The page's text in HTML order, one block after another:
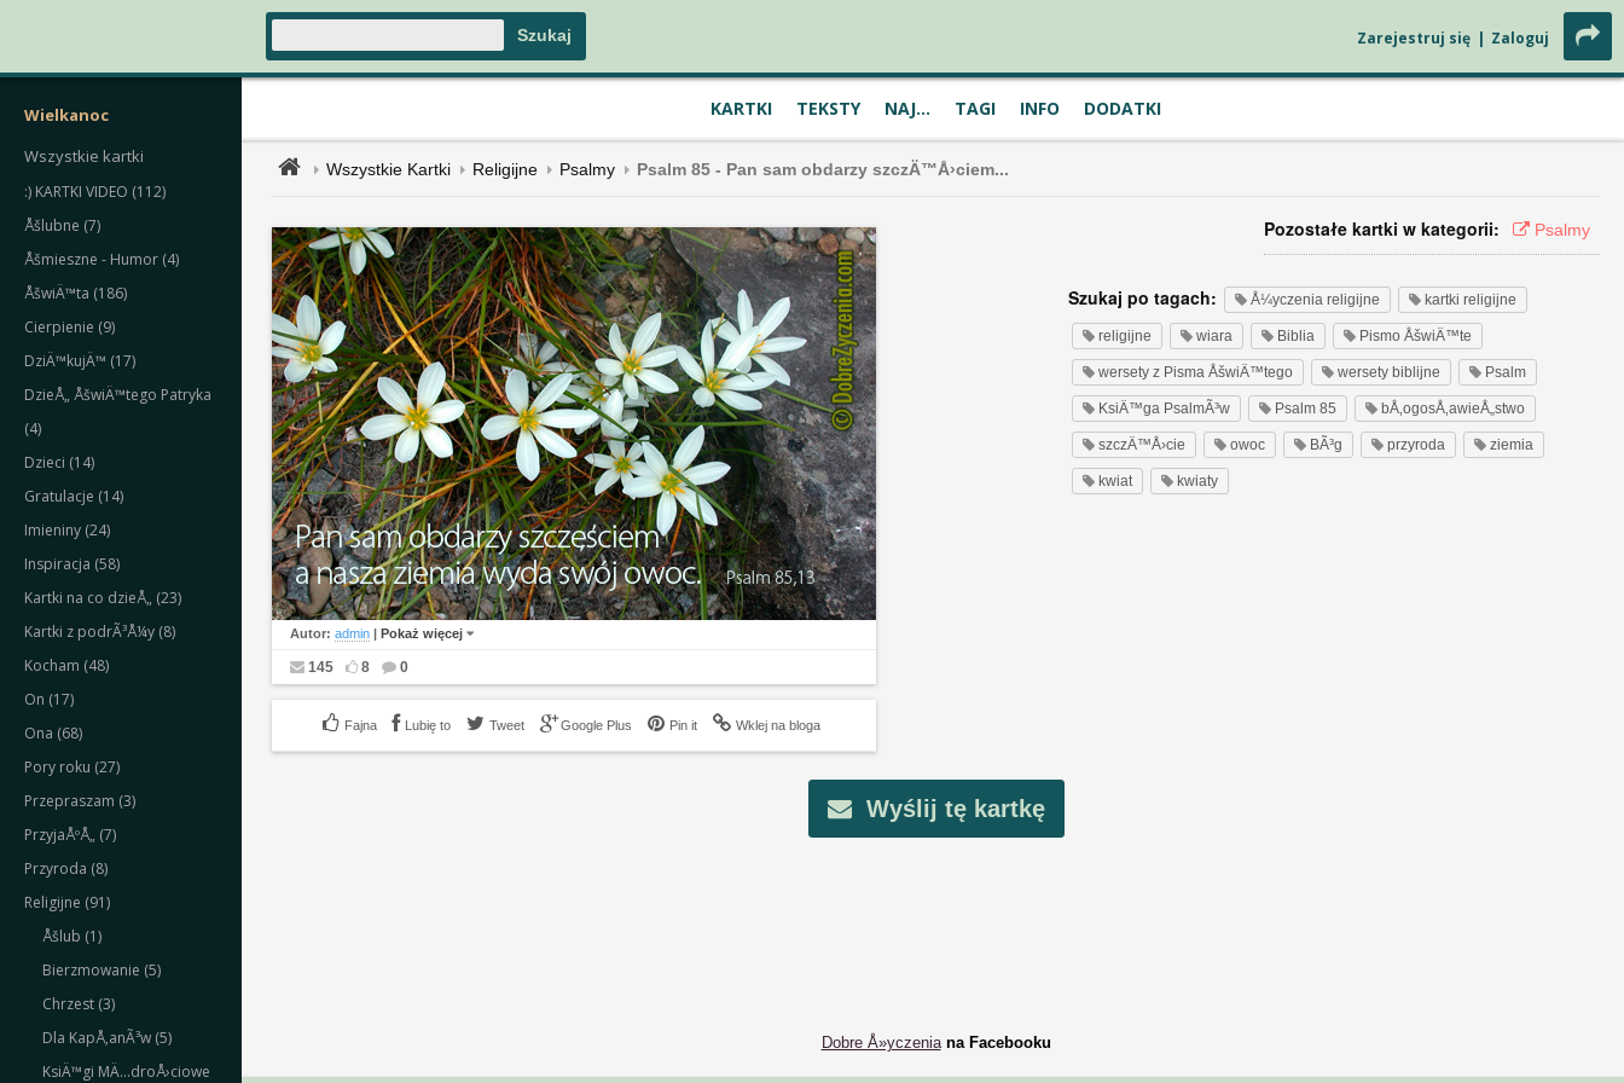
Zarejestruj się | Zaloguj
KARTKI TEKSTY NAJ... TAGI INFO DODATKI
Wielkanoc
Wszystkie kartki
:) KARTKI VIDEO (112)
Åšlubne (7)
Åšmieszne - Humor (4)
ÅšwiÄ™ta (186)
Cierpienie (9)
DziÄ™kujÄ™ (17)
DzieÅ„ ÅšwiÄ™tego Patryka
(4)
Dzieci (14)
Gratulacje (14)
Imieniny (24)
Inspiracja (58)
Kartki na co dzieÅ„ (23)
Kartki z podrÃ³Å¼y (8)
Kocham (48)
On (17)
Ona (68)
Pory roku (27)
Przepraszam (3)
PrzyjaÅºÅ„ (7)
Przyroda (8)
Religijne (91)
Åšlub (1)
Bierzmowanie (5)
Chrzest (3)
Dla KapÅ‚anÃ³w (5)
KsiÄ™gi MÄ…droÅ›ciowe
Wszystkie Kartki Religijne Psalmy Psalm 85 - Pan sam obdarzy szczÄ™Å›ciem...
Pozostałe kartki w kategorii: Psalmy
Szukaj po tagach: Å¼yczenia religijne kartki religijne
religijne wiara Biblia Pismo ÅšwiÄ™te
wersety z Pisma ÅšwiÄ™tego wersety biblijne Psalm
KsiÄ™ga PsalmÃ³w Psalm 85 bÅ‚ogosÅ‚awieÅ„stwo
szczÄ™Å›cie owoc BÃ³g przyroda ziemia
kwiat kwiaty
Autor: admin | Pokaż więcej
145 8 0
Lubię to Tweet Google Plus Pin it Wklej na bloga
Wyślij tę kartkę
Dobre Å»yczeniana Facebooku